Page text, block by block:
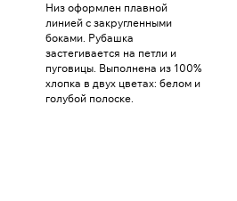
Низ оформлен плавной
линией с закругленными
боками. Рубашка
застегивается на петли и
пуговицы. Выполнена из 100%
хлопка в двух цветах: белом и
голубой полоске.